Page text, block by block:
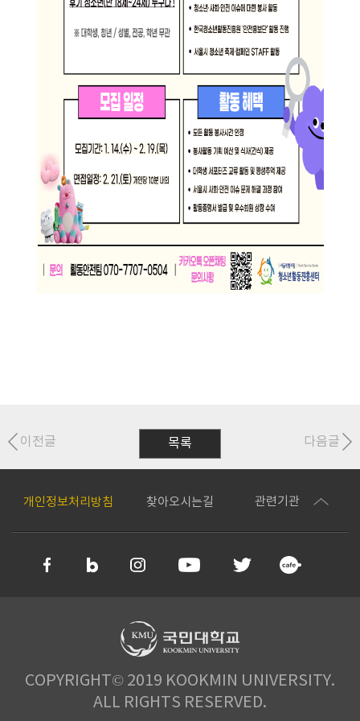
목록
이전글 다음글
개인정보처리방침 찾아오시는길 관련기관
COPYRIGHT© 2019 KOOKMIN UNIVERSITY.
ALL RIGHTS RESERVED.